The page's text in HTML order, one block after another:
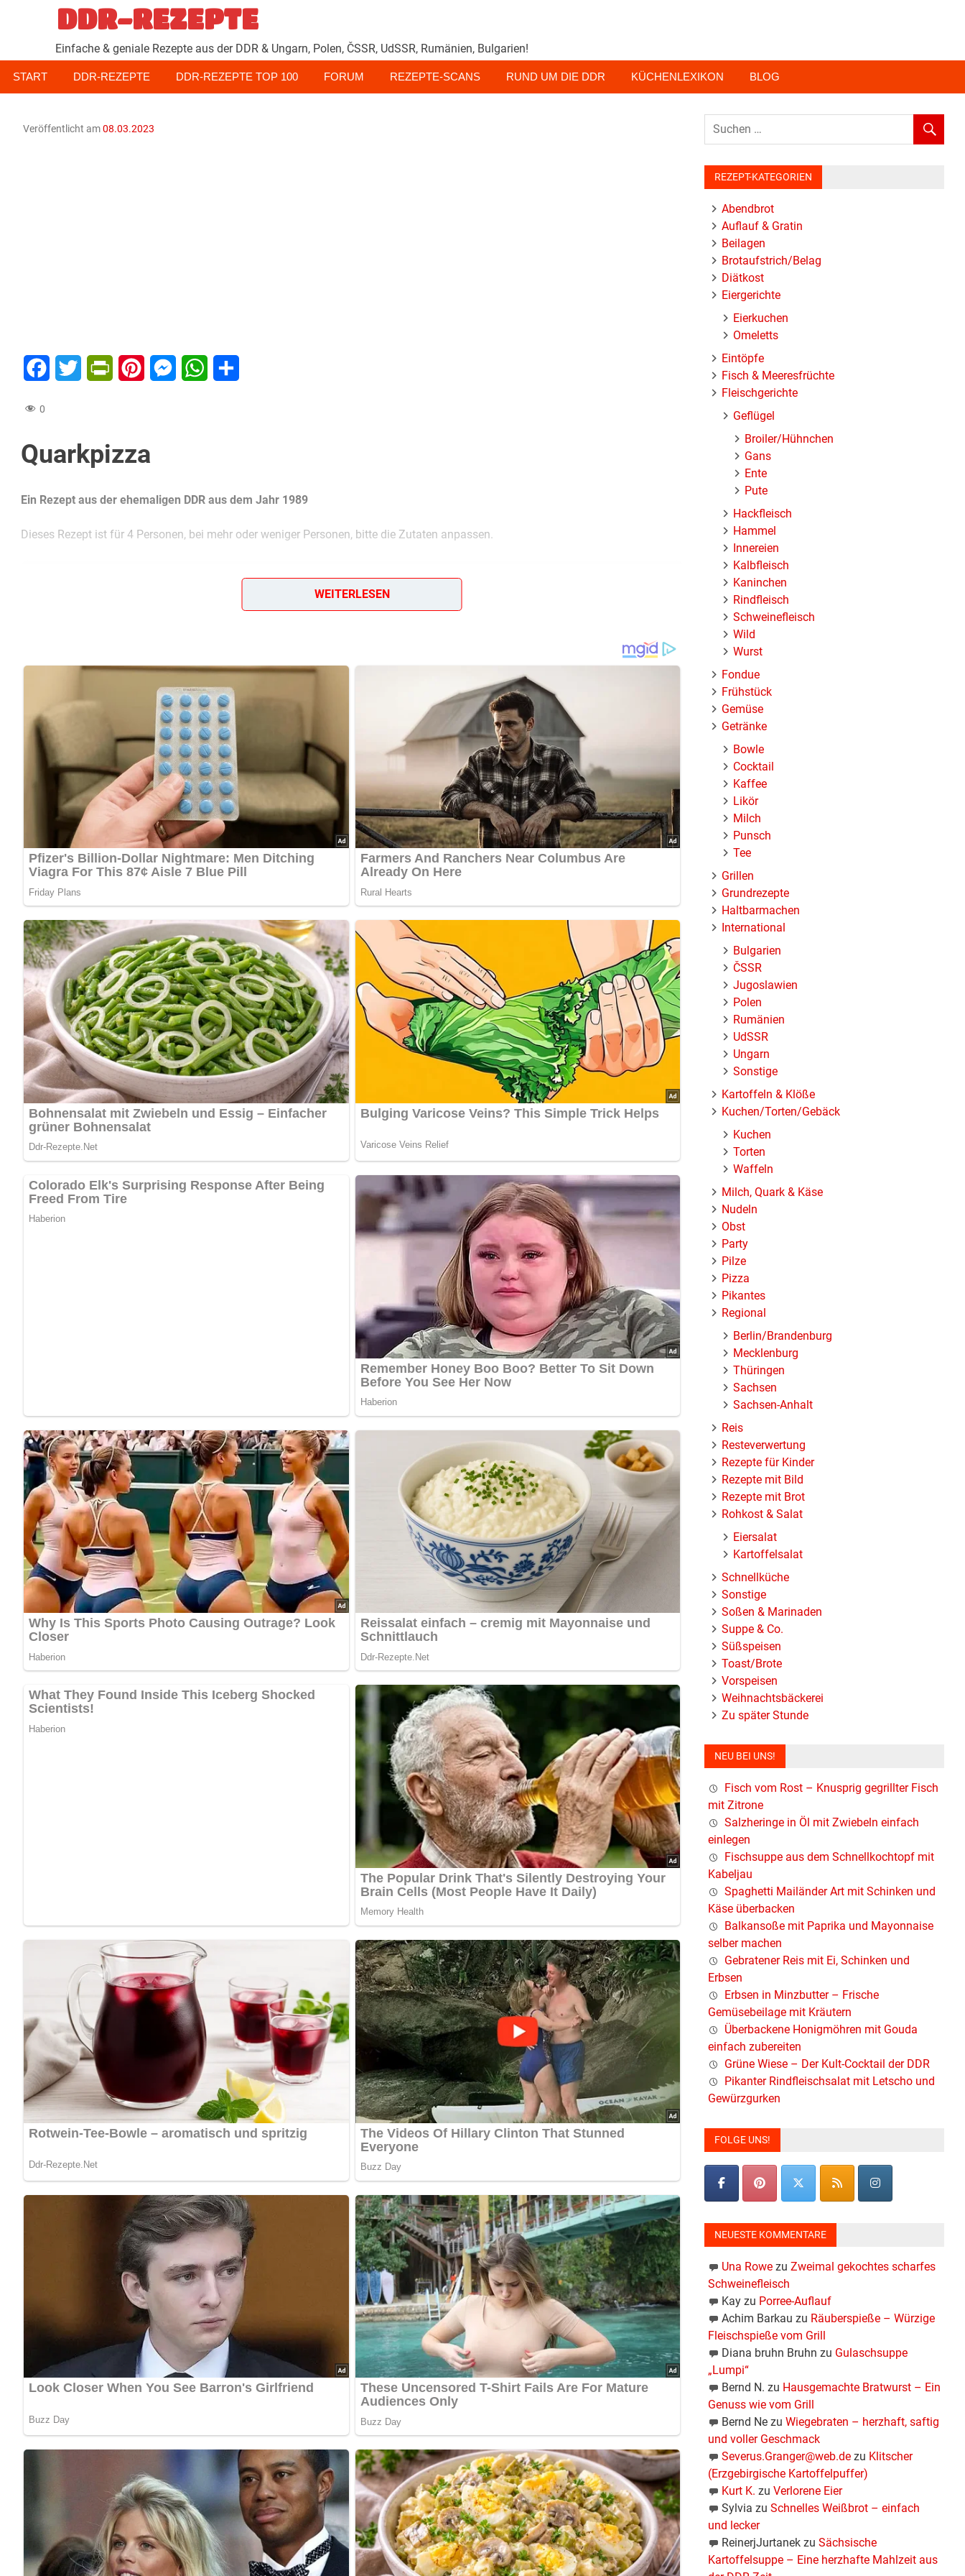
Zum
Inhalt
springen
DDR-REZEPTE
Einfache & geniale Rezepte aus der DDR & Ungarn, Polen, ČSSR, UdSSR, Rumänien, Bulgarien!
START DDR-REZEPTE DDR-REZEPTE TOP 100 FORUM REZEPTE-SCANS RUND UM DIE DDR KÜCHENLEXIKON BLOG
Veröffentlicht am08.03.2023
FacebookTwitter PrintFriendly
PinterestMessengerWhatsApp
0
Quarkpizza
Ein Rezept aus der ehemaligen DDR aus dem Jahr 1989
Dieses Rezept ist für 4 Personen, bei mehr oder weniger Personen, bitte die Zutaten anpassen.
Diese Zutaten brauchen wir…
(<<< siehe extra Rezept)
4 Tomaten
100 g Champignons, gedünstet
100 g Salamijulienne
1/4 Glas gefüllte Oliven
200 g Reibekäse
Salz
Pfeffer
Schnittlauch
Lob, Kritik, Fragen oder Anregungen zum Rezept? Dann hinterlasse doch bitte einen Kommentar am Ende dieser Seite & auch
eine Bewertung!
Und so wird es gemacht…
Den Pizzagrundteig ausrollen und in eine gefettete Springform ziehen. Den Quark passieren, mit der Milch geschmeidig rühren, den
kleingeschnittenen Schnittlauch zugeben und mit Salz und Pfeffer abschmecken. Den Pizzateig mit der Quarkmasse bestreichen
und mit den in Scheiben geschnittenen Tomaten sowie den gedünsteten Pilzen belegen. Darüber die Salamijulienne streuen und die
Olivenscheiben auflegen. Mit dem Reibekäse bestreuen, Butterflöckchen obenauf geben und in der vorgeheizten Backröhre bei 250
°C goldgelb backen. Aus der Springform entfernen und heiß servieren.
Nach: Käsespezialitäten, VEB Fachbuchverlag Leipzig, DDR, 1989
Abonniere jetzt unseren Newsletter!
Kein Spam, kein Bullshit, keine Weitergabe deiner Mailadresse an Dritte!
Jetzt Sterne vergeben – Rezept bewerten
WEITERLESEN
REZEPT-KATEGORIEN
Abendbrot
Auflauf & Gratin
Beilagen
Brotaufstrich/Belag
Diätkost
Eiergerichte
Eierkuchen
Omeletts
Eintöpfe
Fisch & Meeresfrüchte
Fleischgerichte
Geflügel
Broiler/Hühnchen
Gans
Ente
Pute
Hackfleisch
Hammel
Innereien
Kalbfleisch
Kaninchen
Rindfleisch
Schweinefleisch
Wild
Wurst
Fondue
Frühstück
Gemüse
Getränke
Bowle
Cocktail
Kaffee
Likör
Milch
Punsch
Tee
Grillen
Grundrezepte
Haltbarmachen
International
Bulgarien
ČSSR
Jugoslawien
Polen
Rumänien
UdSSR
Ungarn
Sonstige
Kartoffeln & Klöße
Kuchen/Torten/Gebäck
Kuchen
Torten
Waffeln
Milch, Quark & Käse
Nudeln
Obst
Party
Pilze
Pizza
Pikantes
Regional
Berlin/Brandenburg
Mecklenburg
Thüringen
Sachsen
Sachsen-Anhalt
Reis
Resteverwertung
Rezepte für Kinder
Rezepte mit Bild
Rezepte mit Brot
Rohkost & Salat
Eiersalat
Kartoffelsalat
Schnellküche
Sonstige
Soßen & Marinaden
Suppe & Co.
Süßspeisen
Toast/Brote
Vorspeisen
Weihnachtsbäckerei
Zu später Stunde
NEU BEI UNS!
Fisch vom Rost – Knusprig gegrillter Fisch
mit Zitrone
Salzheringe in Öl mit Zwiebeln einfach
einlegen
Fischsuppe aus dem Schnellkochtopf mit
Kabeljau
Spaghetti Mailänder Art mit Schinken und
Käse überbacken
Balkansoße mit Paprika und Mayonnaise
selber machen
Gebratener Reis mit Ei, Schinken und
Erbsen
Erbsen in Minzbutter – Frische
Gemüsebeilage mit Kräutern
Überbackene Honigmöhren mit Gouda
einfach zubereiten
Grüne Wiese – Der Kult-Cocktail der DDR
Pikanter Rindfleischsalat mit Letscho und
Gewürzgurken
FOLGE UNS!
NEUESTE KOMMENTARE
Una Rowezu Zweimal gekochtes scharfes
Schweinefleisch
Kayzu Porree-Auflauf
Achim Barkau zu Räuberspieße – Würzige
Fleischspieße vom Grill
Diana bruhn Bruhn zu Gulaschsuppe
„Lumpi“
Bernd N. zu Hausgemachte Bratwurst – Ein
Genuss wie vom Grill
Bernd Nezu Wiegebraten – herzhaft, saftig
und voller Geschmack
Severus.Granger@web.dezu Klitscher
(Erzgebirgische Kartoffelpuffer)
Kurt K. zu Verlorene Eier
Sylvia zu Schnelles Weißbrot – einfach
und lecker
ReinerjJurtanekzu Sächsische
Kartoffelsuppe – Eine herzhafte Mahlzeit aus